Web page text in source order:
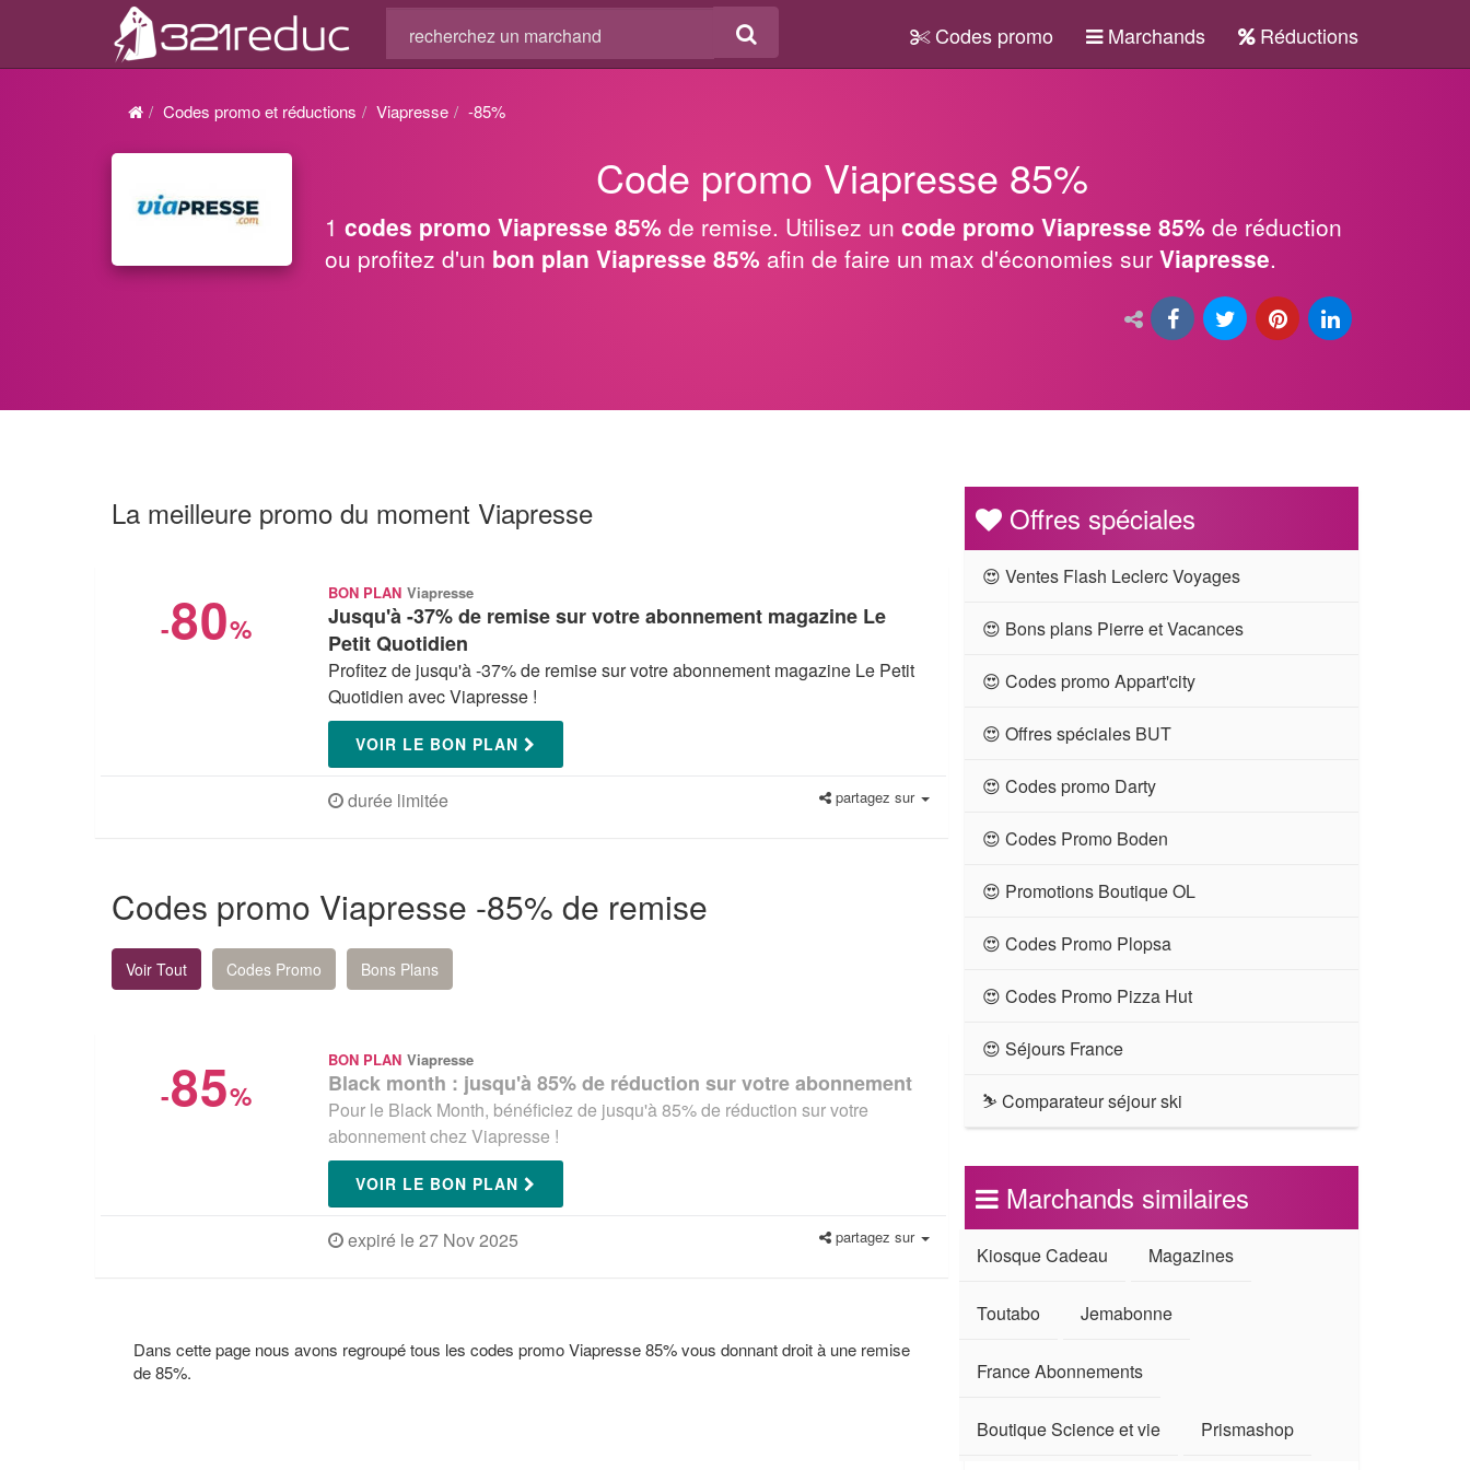
Codes promo Marchands Réductions
Codes promo et réductions Viapresse -85%
Code promo Viapresse 85%
1 codes promo Viapresse 85% de remise. Utilisez un code promo Viapresse 85% de réduction
ou profitez d'un bon plan Viapresse 85% afin de faire un max d'économies sur Viapresse.
La meilleure promo du moment Viapresse
-80%
BON PLAN Viapresse
Jusqu'à -37% de remise sur votre abonnement magazine Le
Petit Quotidien
Profitez de jusqu'à -37% de remise sur votre abonnement magazine Le Petit
Quotidien avec Viapresse !
VOIR LE BON PLAN
durée limitée partagez sur
Codes promo Viapresse -85% de remise
Voir Tout Codes Promo Bons Plans
-85%
BON PLAN Viapresse
Black month : jusqu'à 85% de réduction sur votre abonnement
Pour le Black Month, bénéficiez de jusqu'à 85% de réduction sur votre
abonnement chez Viapresse !
VOIR LE BON PLAN
expiré le 27 Nov 2025 partagez sur
Dans cette page nous avons regroupé tous les codes promo Viapresse 85% vous donnant droit à une remise
de 85%.
Offres spéciales
😍 Ventes Flash Leclerc Voyages
😍 Bons plans Pierre et Vacances
😍 Codes promo Appart'city
😍 Offres spéciales BUT
😍 Codes promo Darty
😍 Codes Promo Boden
😍 Promotions Boutique OL
😍 Codes Promo Plopsa
😍 Codes Promo Pizza Hut
😍 Séjours France
⛷ Comparateur séjour ski
Marchands similaires
Kiosque Cadeau Magazines
Toutabo Jemabonne
France Abonnements
Boutique Science et vie Prismashop